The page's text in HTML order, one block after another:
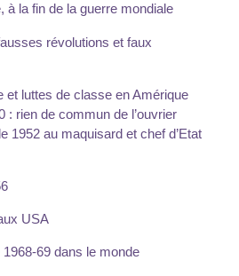
à la fin de la guerre mondiale
révolutions et faux
et luttes de classe en Amérique
: rien de commun de l’ouvrier
1952 au maquisard et chef d’Etat
USA
69 dans le monde